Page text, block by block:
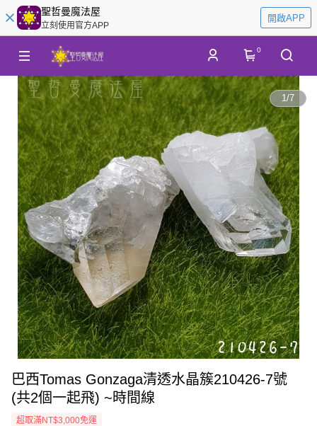
聖哲曼魔法屋
立刻使用官方APP
開啟APP
0
1/7
巴西Tomas Gonzaga清透水晶簇210426-7號
(共2個一起飛) ~時間線
超取滿NT$3,000免運